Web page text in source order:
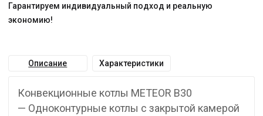
Гарантируем индивидуальный подход и реальную
экономию!
Описание Характеристики
Конвекционные котлы METEOR B30
— Одноконтурные котлы с закрытой камерой